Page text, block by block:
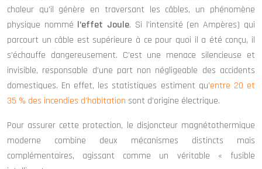
chaleur qu’il génère en traversant les câbles, un phénomène
physique nommé l’effet Joule. Si l’intensité (en Ampères) qui
parcourt un câble est supérieure à ce pour quoi il a été conçu, il
s’échauffe dangereusement. C’est une menace silencieuse et
invisible, responsable d’une part non négligeable des accidents
domestiques. En effet, les statistiques estiment qu’entre 20 et
35 % des incendies d’habitation sont d’origine électrique.
Pour assurer cette protection, le disjoncteur magnétothermique
moderne combine deux mécanismes distincts mais
complémentaires, agissant comme un véritable « fusible